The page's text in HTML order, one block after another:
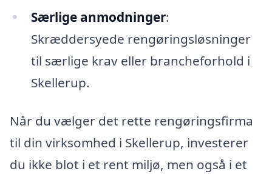
Særlige anmodninger:
Skræddersyede rengøringsløsninger
til særlige krav eller brancheforhold i
Skellerup.
Når du vælger det rette rengøringsfirma
til din virksomhed i Skellerup, investerer
du ikke blot i et rent miljø, men også i et